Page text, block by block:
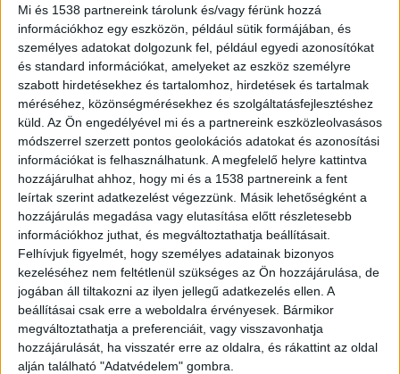
Mi és 1538 partnereink tárolunk és/vagy férünk hozzá
információkhoz egy eszközön, például sütik formájában, és
személyes adatokat dolgozunk fel, például egyedi azonosítókat
és standard információkat, amelyeket az eszköz személyre
szabott hirdetésekhez és tartalomhoz, hirdetések és tartalmak
méréséhez, közönségmérésekhez és szolgáltatásfejlesztéshez
küld. Az Ön engedélyével mi és a partnereink eszközleolvasásos
módszerrel szerzett pontos geolokációs adatokat és azonosítási
információkat is felhasználhatunk. A megfelelő helyre kattintva
hozzájárulhat ahhoz, hogy mi és a 1538 partnereink a fent
leírtak szerint adatkezelést végezzünk. Másik lehetőségként a
hozzájárulás megadása vagy elutasítása előtt részletesebb
információkhoz juthat, és megváltoztathatja beállításait.
Felhívjuk figyelmét, hogy személyes adatainak bizonyos
kezeléséhez nem feltétlenül szükséges az Ön hozzájárulása, de
jogában áll tiltakozni az ilyen jellegű adatkezelés ellen. A
beállításai csak erre a weboldalra érvényesek. Bármikor
megváltoztathatja a preferenciáit, vagy visszavonhatja
hozzájárulását, ha visszatér erre az oldalra, és rákattint az oldal
alján található "Adatvédelem" gombra.
családja mindenben mellette áll, de jól jön
minden segítség.
Felborult a kishajó
A svéd Expressen napilap június 30-án számolt be
róla, hogy Sollefteåtól mintegy 50 kilométerre
északnyugatra, a Fjällsjö folyón egy
figyelmeztetés nélkül megnyitott zsilip által
megnőtt sodrás miatt felborult egy kisebb
hajó.A Kékvillogó legfrissebb híreit ide kattintva
éred el! A Facebookon már 342 ezernél is többen
követnek minket.